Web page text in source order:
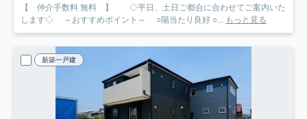
【 仲介手数料 無料 】 ◇平日、土日ご都合に合わせてご案内いた
します◇ ～おすすめポイント～ ○陽当たり良好 ○... もっと見る
新築一戸建